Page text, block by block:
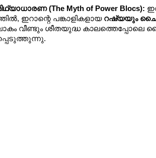
(The Myth of Power Blocs):
ഇറാന്റെ പങ്കാളികളായ റഷ്യയും
വീണ്ടും ശീതയുദ്ധ കാലത്തെപ്പോലെ